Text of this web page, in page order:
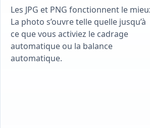
Les JPG et PNG fonctionnent le
La photo s’ouvre telle quelle jusqu’à
ce que vous activiez le cadrage
automatique ou la balance
automatique.